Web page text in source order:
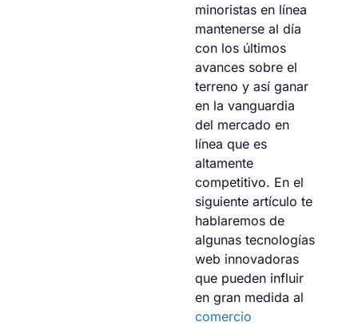
minoristas en línea
mantenerse al día
con los últimos
avances sobre el
terreno y así ganar
en la vanguardia
del mercado en
línea que es
altamente
competitivo. En el
siguiente artículo te
hablaremos de
algunas tecnologías
web innovadoras
que pueden influir
en gran medida al
comercio